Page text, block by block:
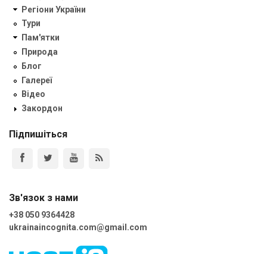
Регіони України
Тури
Пам'ятки
Природа
Блог
Галереї
Відео
Закордон
Підпишіться
Зв'язок з нами
+38 050 9364428
ukrainaincognita.com@gmail.com